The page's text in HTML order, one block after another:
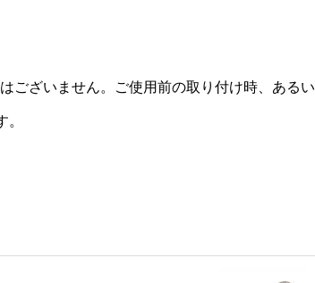
ございません。ご使用前の取り付け時、あるい